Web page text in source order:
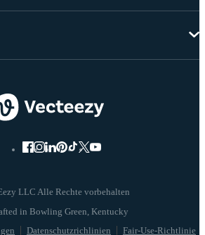
LLC Alle Rechte vorbehalten
Datenschutzrichlinien Fair-Use-Richtlinie